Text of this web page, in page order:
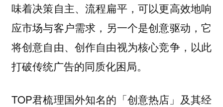
味着决策自主、流程扁平，可以更高效地响
应市场与客户需求 ，另一个是创意驱动 ，它
将创意自由、创作自由视为核心竞争， 以此
打破传统广告的同质化困局。
TOP君梳理国外知名的「创意热店」及其经